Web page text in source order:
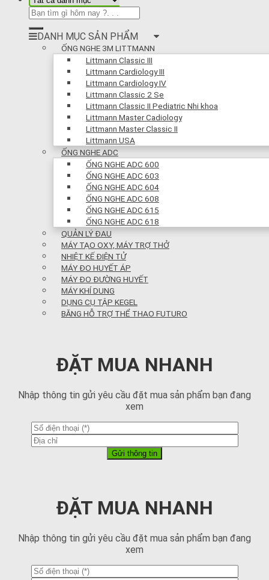
DANH MỤC SẢN PHẨM
ỐNG NGHE 3M LITTMANN
Littmann Classic III
Littmann Cardiology III
Littmann Cardiology IV
Littmann Classic 2 Se
Littmann Classic II Pediatric Nhi khoa
Littmann Master Cadiology
Littmann Master Classic II
Littmann USA
ỐNG NGHE ADC
ỐNG NGHE ADC 600
ỐNG NGHE ADC 603
ỐNG NGHE ADC 604
ỐNG NGHE ADC 608
ỐNG NGHE ADC 615
ỐNG NGHE ADC 618
QUẢN LÝ ĐAU
MÁY TẠO OXY, MÁY TRỢ THỞ
NHIỆT KẾ ĐIỆN TỬ
MÁY ĐO HUYẾT ÁP
MÁY ĐO ĐƯỜNG HUYẾT
MÁY KHÍ DUNG
DỤNG CỤ TẬP KEGEL
BĂNG HỖ TRỢ THỂ THAO FUTURO
ĐẶT MUA NHANH
Nhập thông tin gửi yêu cầu đặt mua sản phẩm bạn đang
xem
ĐẶT MUA NHANH
Nhập thông tin gửi yêu cầu đặt mua sản phẩm bạn đang
xem